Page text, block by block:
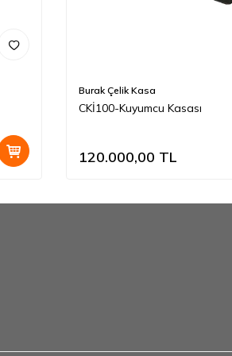
Burak Çelik Kasa
CKİ100-Kuyumcu Kasası
120.000,00 TL